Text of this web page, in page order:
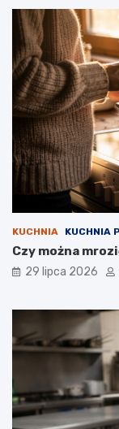
KUCHNIA KUCHNIA
Czy można
29 lipca 2026